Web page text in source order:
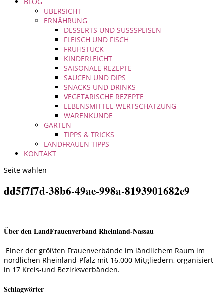
ÜBERSICHT
ERNÄHRUNG
DESSERTS UND SÜSSSPEISEN
FLEISCH UND FISCH
FRÜHSTÜCK
KINDERLEICHT
SAISONALE REZEPTE
SAUCEN UND DIPS
SNACKS UND DRINKS
VEGETARISCHE REZEPTE
LEBENSMITTEL-WERTSCHÄTZUNG
WARENKUNDE
GARTEN
TIPPS & TRICKS
LANDFRAUEN TIPPS
KONTAKT
Seite wählen
dd5f7f7d-38b6-49ae-998a-8193901682e9
Über den LandFrauenverband Rheinland-Nassau
Einer der größten Frauenverbände im ländlichem Raum im
nördlichen Rheinland-Pfalz mit 16.000 Mitgliedern, organisiert
in 17 Kreis-und Bezirksverbänden.
Schlagwörter